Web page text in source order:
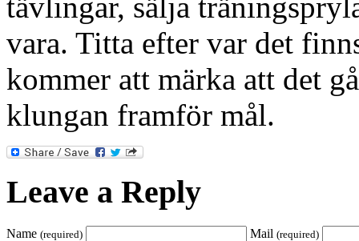
vara. Titta efter var det
kommer att märka att det
klungan framför mål.
Leave a Reply
Name (required) Mail (required)